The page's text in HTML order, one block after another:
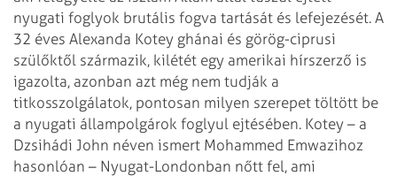
nyugati foglyok brutális fogva tartását és lefejezését. A
32 éves Alexanda Kotey ghánai és görög-ciprusi
szülőktől származik, kilétét egy amerikai hírszerző is
igazolta, azonban azt még nem tudják a
titkosszolgálatok, pontosan milyen szerepet töltött be
a nyugati állampolgárok foglyul ejtésében. Kotey – a
Dzsihádi John néven ismert Mohammed Emwazihoz
hasonlóan – Nyugat-Londonban nőtt fel, ami